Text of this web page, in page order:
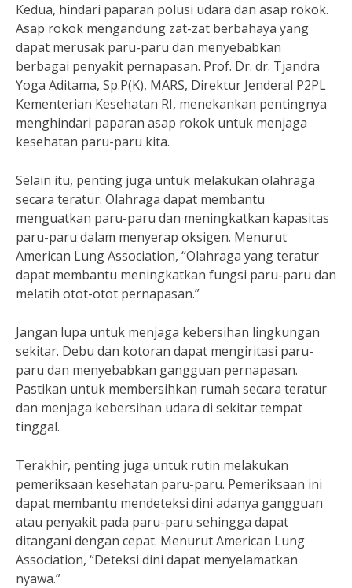
Kedua, hindari paparan polusi udara dan asap rokok.
Asap rokok mengandung zat-zat berbahaya yang
dapat merusak paru-paru dan menyebabkan
berbagai penyakit pernapasan. Prof. Dr. dr. Tjandra
Yoga Aditama, Sp.P(K), MARS, Direktur Jenderal P2PL
Kementerian Kesehatan RI, menekankan pentingnya
menghindari paparan asap rokok untuk menjaga
kesehatan paru-paru kita.
Selain itu, penting juga untuk melakukan olahraga
secara teratur. Olahraga dapat membantu
menguatkan paru-paru dan meningkatkan kapasitas
paru-paru dalam menyerap oksigen. Menurut
American Lung Association, “Olahraga yang teratur
dapat membantu meningkatkan fungsi paru-paru dan
melatih otot-otot pernapasan.”
Jangan lupa untuk menjaga kebersihan lingkungan
sekitar. Debu dan kotoran dapat mengiritasi paru-
paru dan menyebabkan gangguan pernapasan.
Pastikan untuk membersihkan rumah secara teratur
dan menjaga kebersihan udara di sekitar tempat
tinggal.
Terakhir, penting juga untuk rutin melakukan
pemeriksaan kesehatan paru-paru. Pemeriksaan ini
dapat membantu mendeteksi dini adanya gangguan
atau penyakit pada paru-paru sehingga dapat
ditangani dengan cepat. Menurut American Lung
Association, “Deteksi dini dapat menyelamatkan
nyawa.”